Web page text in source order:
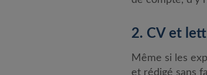
2. CV et
Même si les
et rédigé sans